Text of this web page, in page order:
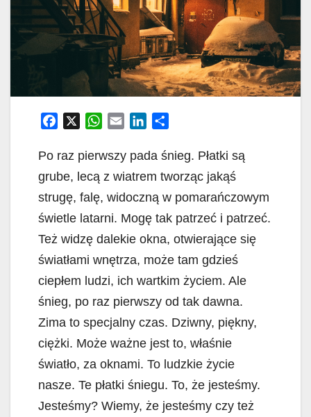
c
e
o
o
k
W
a
A
p
p
a
n
d
I
n
a
Po raz pierwszy pada śnieg. Płatki są
grube, lecą z wiatrem tworząc jakąś
strugę, falę, widoczną w pomarańczowym
świetle latarni. Mogę tak patrzeć i patrzeć.
Też widzę dalekie okna, otwierające się
światłami wnętrza, może tam gdzieś
ciepłem ludzi, ich wartkim życiem. Ale
śnieg, po raz pierwszy od tak dawna.
Zima to specjalny czas. Dziwny, piękny,
ciężki. Może ważne jest to, właśnie
światło, za oknami. To ludzkie życie
nasze. Te płatki śniegu. To, że jesteśmy.
Jesteśmy? Wiemy, że jesteśmy czy też